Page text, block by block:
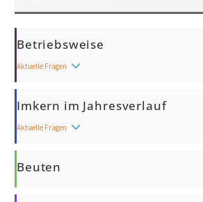
Betriebsweise
Aktuelle Fragen
Imkern im Jahresverlauf
Aktuelle Fragen
Beuten